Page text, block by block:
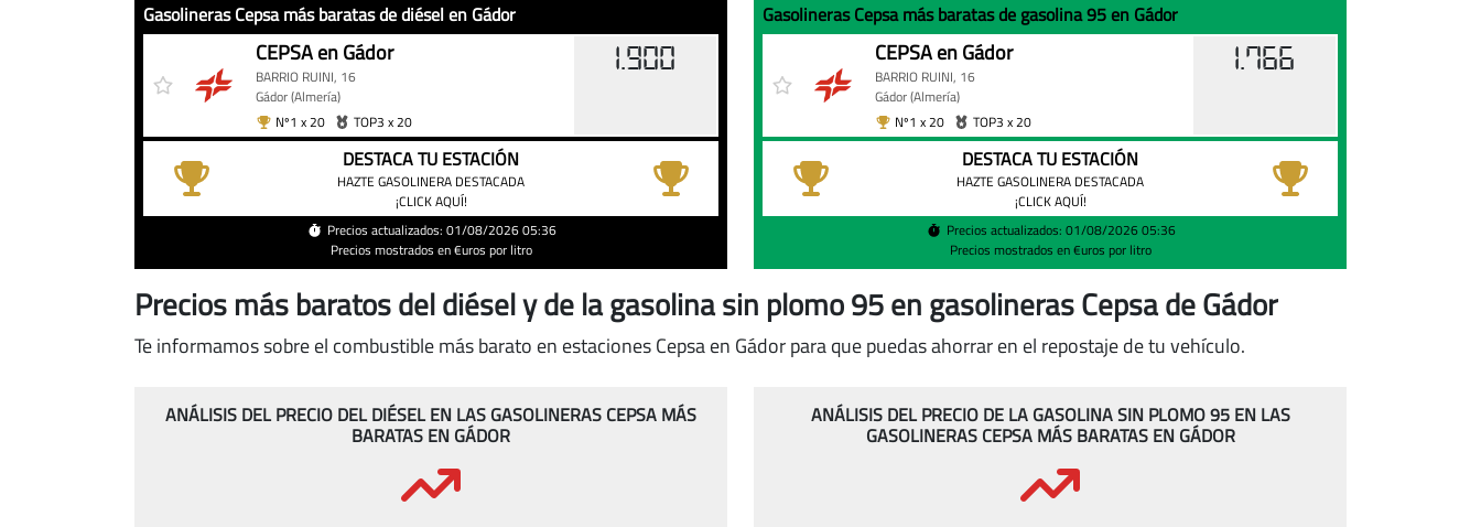
Gasolineras Cepsa más baratas de diésel en Gádor
Cepsa
más
diésel
PrecioCEPSA en Gádor
BARRIO RUINI, 16
Gádor(Almería)
Nº1 x 20
TOP3 x 20
1.900
DESTACA TU ESTACIÓN
HAZTE GASOLINERA DESTACADA
¡CLICK AQUÍ!
Precios actualizados: 01/08/2026 05:36
Precios mostrados en €uros por litro
Gasolineras Cepsa más baratas de gasolina 95 en Gádor
Cepsa
más
gasolina
PrecioCEPSA en Gádor
BARRIO RUINI, 16
Gádor(Almería)
Nº1 x 20
TOP3 x 20
1.766
DESTACA TU ESTACIÓN
HAZTE GASOLINERA DESTACADA
¡CLICK AQUÍ!
Precios actualizados: 01/08/2026 05:36
Precios mostrados en €uros por litro
Precios más baratos del diésel y de la gasolina sin plomo 95 en gasolineras Cepsa de Gádor
Te informamos sobre el combustible más barato en estaciones Cepsa en Gádor para que puedas ahorrar en el repostaje de tu vehículo.
ANÁLISIS DEL PRECIO DEL DIÉSEL EN LAS GASOLINERAS CEPSA MÁS
BARATAS EN GÁDOR
ANÁLISIS DEL PRECIO DE LA GASOLINA SIN PLOMO 95 EN LAS
GASOLINERAS CEPSA MÁS BARATAS EN GÁDOR